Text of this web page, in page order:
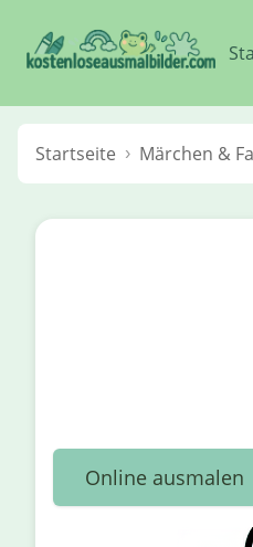
Startseite Märchen &
Online ausmalen